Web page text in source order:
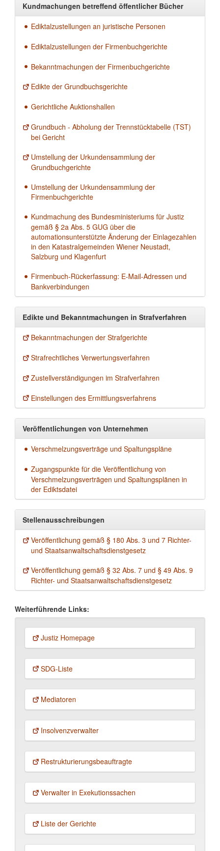
Kundmachungen betreffend öffentlicher Bücher
Ediktalzustellungen an juristische Personen
Ediktalzustellungen der Firmenbuchgerichte
Bekanntmachungen der Firmenbuchgerichte
Edikte der Grundbuchsgerichte
Gerichtliche Auktionshallen
Grundbuch - Abholung der Trennstücktabelle (TST)
bei Gericht
Umstellung der Urkundensammlung der
Grundbuchgerichte
Umstellung der Urkundensammlung der
Firmenbuchgerichte
Kundmachung des Bundesministeriums für Justiz
gemäß § 2a Abs. 5 GUG über die
automationsunterstützte Änderung der Einlagezahlen
in den Katastralgemeinden Wiener Neustadt,
Salzburg und Klagenfurt
Firmenbuch-Rückerfassung: E-Mail-Adressen und
Bankverbindungen
Edikte und Bekanntmachungen in Strafverfahren
Bekanntmachungen der Strafgerichte
Strafrechtliches Verwertungsverfahren
Zustellverständigungen im Strafverfahren
Einstellungen des Ermittlungsverfahrens
Veröffentlichungen von Unternehmen
Verschmelzungsverträge und Spaltungspläne
Zugangspunkte für die Veröffentlichung von
Verschmelzungsverträgen und Spaltungsplänen in
der Ediktsdatei
Stellenausschreibungen
Veröffentlichung gemäß § 180 Abs. 3 und 7 Richter-
und Staatsanwaltschaftsdienstgesetz
Veröffentlichung gemäß § 32 Abs. 7 und § 49 Abs. 9
Richter- und Staatsanwaltschaftsdienstgesetz
Weiterführende Links:
Justiz Homepage
SDG-Liste
Mediatoren
Insolvenz­verwalter
Restruktu­rierungs­beauftragte
Verwalter in Exekutions­sachen
Liste der Gerichte